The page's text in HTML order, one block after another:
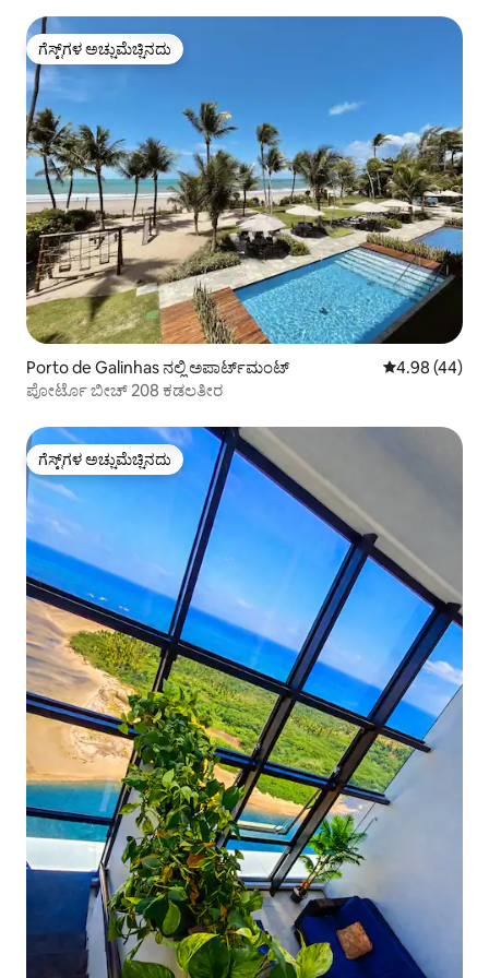
ಗೆಸ್ಟ್‌ಗಳ ಅಚ್ಚುಮೆಚ್ಚಿನದು
ಗೆಸ್ಟ್‌ಗಳ ಅಚ್ಚುಮೆಚ್ಚಿನದು
Porto de Galinhas ನಲ್ಲಿ ಅಪಾರ್ಟ್‌ಮಂಟ್ 5 ರಲ್ಲಿ 4.98
4.98 (44)
ಪೋರ್ಟೊ ಬೀಚ್ 208 ಕಡಲತೀರ
ಗೆಸ್ಟ್‌ಗಳ ಅಚ್ಚುಮೆಚ್ಚಿನದು
ಗೆಸ್ಟ್‌ಗಳ ಅಚ್ಚುಮೆಚ್ಚಿನದು